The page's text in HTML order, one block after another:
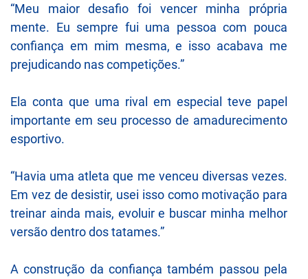
“Meu maior desafio foi vencer minha própria
mente. Eu sempre fui uma pessoa com pouca
confiança em mim mesma, e isso acabava me
prejudicando nas competições.”
Ela conta que uma rival em especial teve papel
importante em seu processo de amadurecimento
esportivo.
“Havia uma atleta que me venceu diversas vezes.
Em vez de desistir, usei isso como motivação para
treinar ainda mais, evoluir e buscar minha melhor
versão dentro dos tatames.”
A construção da confiança também passou pela